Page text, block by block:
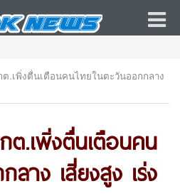
.เพิ่งตื่นเตือนคนไทยในตะวันออกกลาง
.เพิ่งตื่นเตือนคน
ลาง เสี่ยงสูง เร่ง